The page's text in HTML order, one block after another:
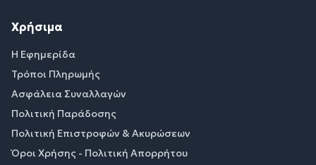
Χρήσιμα
Η Εφημερίδα
Τρόποι Πληρωμής
Ασφάλεια Συναλλαγών
Πολιτική Παράδοσης
Πολιτική Επιστροφών & Ακυρώσεων
Όροι Χρήσης - Πολιτική Απορρήτου